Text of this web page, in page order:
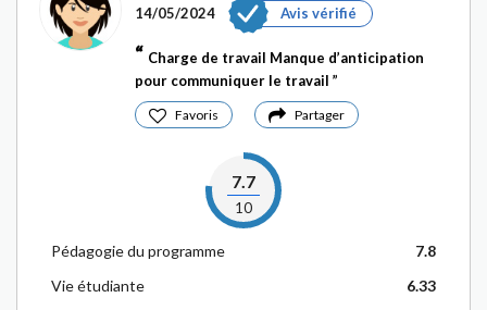
14/05/2024
Avis vérifié
Charge de travail Manque d’anticipation
pour communiquer le travail
Favoris Partager
7.7
10
Pédagogie du programme
7.8
Vie étudiante
6.33